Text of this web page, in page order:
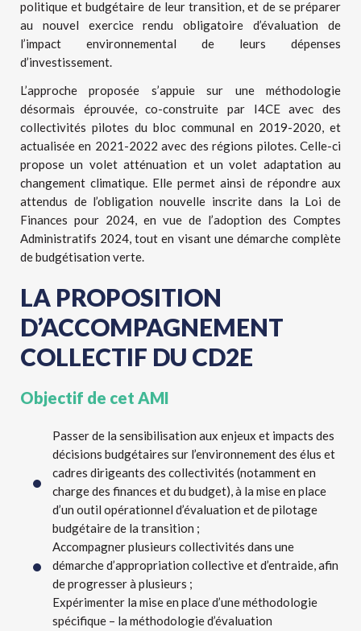
politique et budgétaire de leur transition, et de se préparer
au nouvel exercice rendu obligatoire d’évaluation de
l’impact environnemental de leurs dépenses
d’investissement.
L’approche proposée s’appuie sur une méthodologie
désormais éprouvée, co-construite par I4CE avec des
collectivités pilotes du bloc communal en 2019-2020, et
actualisée en 2021-2022 avec des régions pilotes. Celle-ci
propose un volet atténuation et un volet adaptation au
changement climatique. Elle permet ainsi de répondre aux
attendus de l’obligation nouvelle inscrite dans la Loi de
Finances pour 2024, en vue de l’adoption des Comptes
Administratifs 2024, tout en visant une démarche complète
de budgétisation verte.
LA PROPOSITION
D’ACCOMPAGNEMENT
COLLECTIF DU CD2E
Objectif de cet AMI
Passer de la sensibilisation aux enjeux et impacts des
décisions budgétaires sur l’environnement des élus et
cadres dirigeants des collectivités (notamment en
charge des finances et du budget), à la mise en place
d’un outil opérationnel d’évaluation et de pilotage
budgétaire de la transition ;
Accompagner plusieurs collectivités dans une
démarche d’appropriation collective et d’entraide, afin
de progresser à plusieurs ;
Expérimenter la mise en place d’une méthodologie
spécifique – la méthodologie d’évaluation